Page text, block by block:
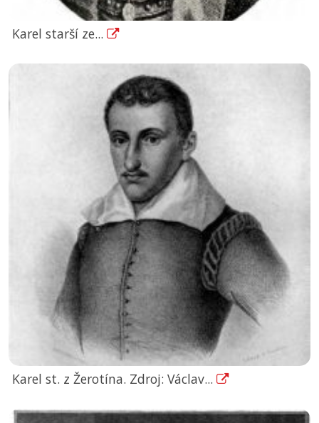
Karel starší ze...
Karel st. z Žerotína. Zdroj: Václav...